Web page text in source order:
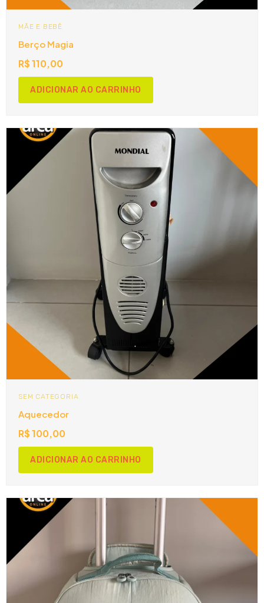
MÃE E BEBÊ
Berço Magia
R$110,00
ADICIONAR AO CARRINHO
SEM CATEGORIA
Aquecedor
R$100,00
ADICIONAR AO CARRINHO